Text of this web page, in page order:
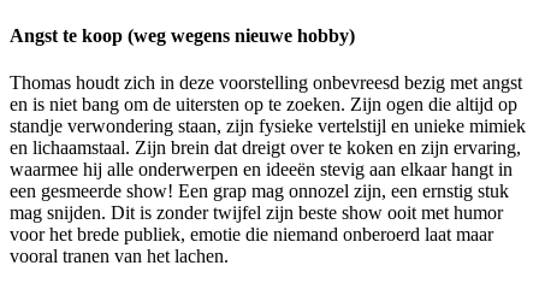
Angst te koop (weg wegens nieuwe hobby)
Thomas houdt zich in deze voorstelling onbevreesd bezig met angst
en is niet bang om de uitersten op te zoeken. Zijn ogen die altijd op
standje verwondering staan, zijn fysieke vertelstijl en unieke mimiek
en lichaamstaal. Zijn brein dat dreigt over te koken en zijn ervaring,
waarmee hij alle onderwerpen en ideeën stevig aan elkaar hangt in
een gesmeerde show! Een grap mag onnozel zijn, een ernstig stuk
mag snijden. Dit is zonder twijfel zijn beste show ooit met humor
voor het brede publiek, emotie die niemand onberoerd laat maar
vooral tranen van het lachen.